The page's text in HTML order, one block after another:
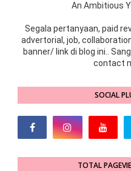
An Ambitious
Segala pertanyaan, paid
advertorial, job,
banner/ link di blog ini..
contact
SOCIAL
TOTAL